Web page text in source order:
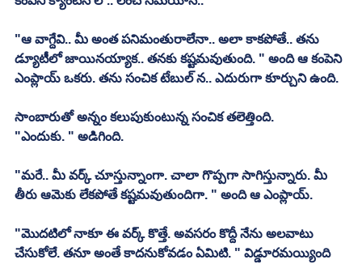
"ఆ వాగ్దేవి.. మీ అంత పనిమంతురాలేనా.. అలా కాకపోతే.. తను
డ్యూటీలో జాయినయ్యాక.. తనకు కష్టమవుతుంది. " అంది ఆ కంపెని
ఎంప్లాయ్ ఒకరు. తను సంచిక టేబుల్ న.. ఎదురుగా కూర్చుని ఉంది.
సాంబారుతో అన్నం కలుపుకుంటున్న సంచిక తలెత్తింది.
"ఎందుకు. " అడిగింది.
"మరే.. మీ వర్క్ చూస్తున్నాంగా. చాలా గొప్పగా సాగిస్తున్నారు. మీ
తీరు ఆమెకు లేకపోతే కష్టమవుతుందిగా. " అంది ఆ ఎంప్లాయ్.
"మొదటిలో నాకూ ఈ వర్క్ కొత్తే. అవసరం కొద్దీ నేను అలవాటు
చేసుకోలే. తనూ అంతే కాదనుకోవడం ఏమిటి. " విడ్డూరమయ్యింది